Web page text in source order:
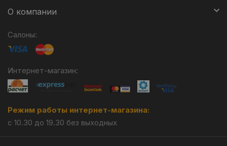
О компании
Салоны:
Интернет-магазин:
Режим работы интернет-магазина:
с 10.30 до 19.30 без выходных